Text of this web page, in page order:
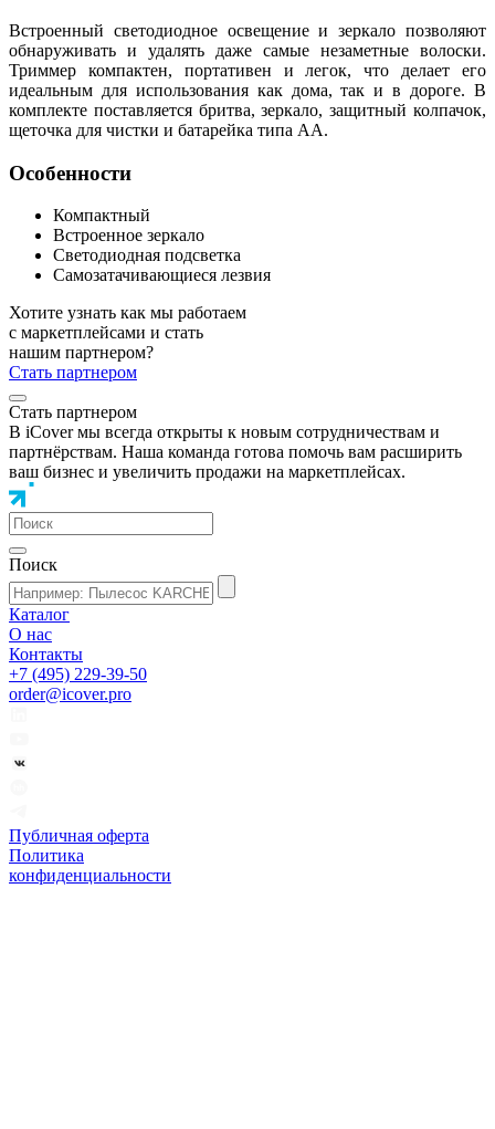
Встроенный светодиодное освещение и зеркало позволяют
обнаруживать и удалять даже самые незаметные волоски.
Триммер компактен, портативен и легок, что делает его
идеальным для использования как дома, так и в дороге. В
комплекте поставляется бритва, зеркало, защитный колпачок,
щеточка для чистки и батарейка типа АА.
Особенности
Компактный
Встроенное зеркало
Светодиодная подсветка
Самозатачивающиеся лезвия
Хотите узнать как мы работаем
с маркетплейсами и стать
нашим партнером?
Стать партнером
Стать партнером
В iCover мы всегда открыты к новым сотрудничествам и
партнёрствам. Наша команда готова помочь вам расширить
ваш бизнес и увеличить продажи на маркетплейсах.
Поиск
Каталог
О нас
Контакты
+7 (495) 229-39-50
order@icover.pro
Публичная оферта
Политика
конфиденциальности